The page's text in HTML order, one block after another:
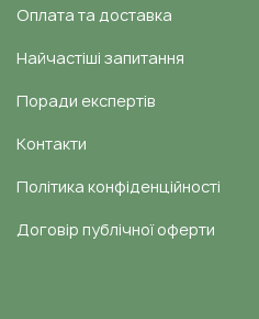
Оплата та доставка
Найчастіші запитання
Поради експертів
Контакти
Політика конфіденційності
Договір публічної оферти